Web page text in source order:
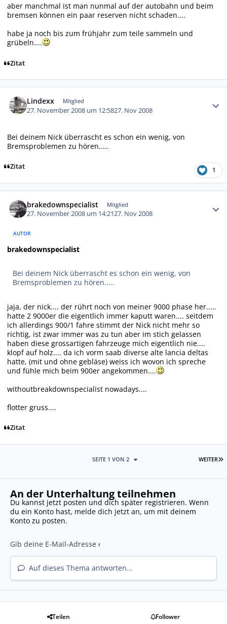
aber manchmal ist man nunmal auf der autobahn und beim
bremsen können ein paar reserven nicht schaden....
habe ja noch bis zum frühjahr zum teile sammeln und
grübeln....
Zitat
Lindexx Mitglied
27. November 2008 um 12:5827. Nov 2008
Bei deinem Nick überrascht es schon ein wenig, von
Bremsproblemen zu hören.....
Zitat 1
brakedownspecialist Mitglied
27. November 2008 um 14:2127. Nov 2008
AUTOR
brakedownspecialist
Bei deinem Nick überrascht es schon ein wenig, von
Bremsproblemen zu hören.....
jaja, der nick.... der rührt noch von meiner 9000 phase her.....
hatte 2 9000er die eigentlich immer kaputt waren.... seitdem
ich allerdings 900/1 fahre stimmt der Nick nicht mehr so
richtig, ist zwar immer was zu tun aber im stich gelassen
haben diese grossartigen fahrzeuge mich eigentlich nie....
klopf auf holz.... da ich vorm saab diverse alte lancia deltas
hatte, (mit und ohne gebläse) weiss ich wovon ich spreche
und fühle mich beim 900er angekommen....
withoutbreakdownspecialist nowadays....
flotter gruss....
Zitat
WEITER
SEITE 1 VON 2
An der Unterhaltung teilnehmen
Du kannst jetzt posten und dich später registrieren. Wenn
du ein Konto hast, melde dich jetzt an, um mit deinem
Konto zu posten.
Auf dieses Thema antworten...
Teilen Follower